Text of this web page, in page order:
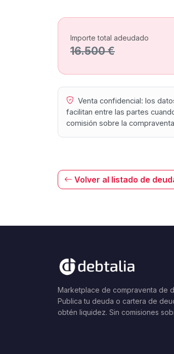
Importe total adeudado
16.500 €
Venta confidencial: los
facilitan entre las partes
comisión sobre la
Volver al listado de
Marketplace de compraventa de
Publica tu deuda o cartera de
obtén liquidez. Sin comisiones